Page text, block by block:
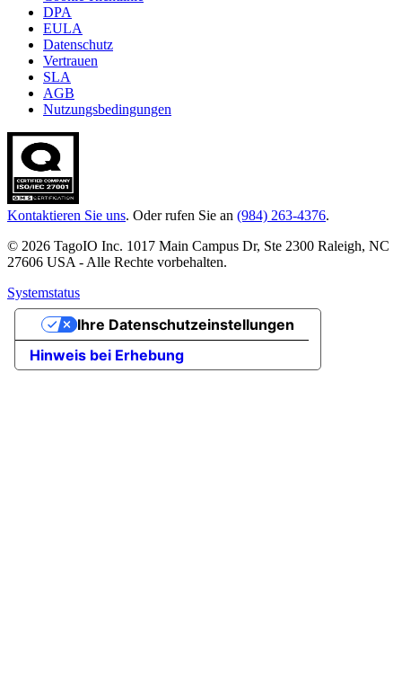
DPA
EULA
Datenschutz
Vertrauen
SLA
AGB
Nutzungsbedingungen
Kontaktieren Sie uns. Oder rufen Sie an (984) 263-4376.
© 2026 TagoIO Inc. 1017 Main Campus Dr, Ste 2300 Raleigh, NC
27606 USA - Alle Rechte vorbehalten.
Systemstatus
Hinweis bei Erhebung
Ihre Datenschutzeinstellungen